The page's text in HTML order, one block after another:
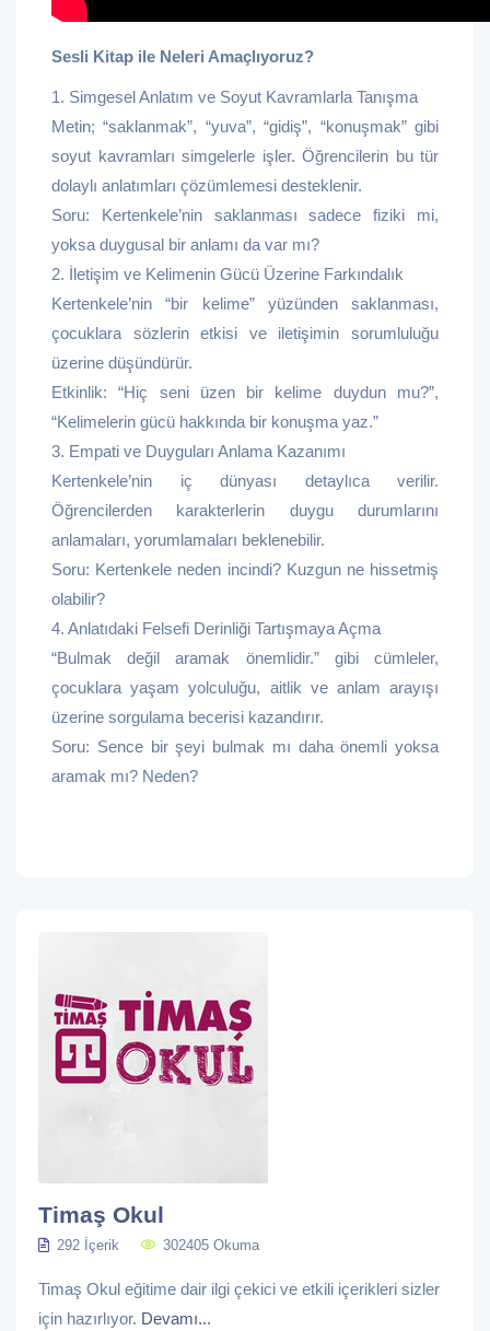
Sesli Kitap ile Neleri Amaçlıyoruz?
1. Simgesel Anlatım ve Soyut Kavramlarla Tanışma
Metin; “saklanmak”, “yuva”, “gidiş”, “konuşmak” gibi
soyut kavramları simgelerle işler. Öğrencilerin bu tür
dolaylı anlatımları çözümlemesi desteklenir.
Soru: Kertenkele’nin saklanması sadece fiziki mi,
yoksa duygusal bir anlamı da var mı?
2. İletişim ve Kelimenin Gücü Üzerine Farkındalık
Kertenkele’nin “bir kelime” yüzünden saklanması,
çocuklara sözlerin etkisi ve iletişimin sorumluluğu
üzerine düşündürür.
Etkinlik: “Hiç seni üzen bir kelime duydun mu?”,
“Kelimelerin gücü hakkında bir konuşma yaz.”
3. Empati ve Duyguları Anlama Kazanımı
Kertenkele’nin iç dünyası detaylıca verilir.
Öğrencilerden karakterlerin duygu durumlarını
anlamaları, yorumlamaları beklenebilir.
Soru: Kertenkele neden incindi? Kuzgun ne hissetmiş
olabilir?
4. Anlatıdaki Felsefi Derinliği Tartışmaya Açma
“Bulmak değil aramak önemlidir.” gibi cümleler,
çocuklara yaşam yolculuğu, aitlik ve anlam arayışı
üzerine sorgulama becerisi kazandırır.
Soru: Sence bir şeyi bulmak mı daha önemli yoksa
aramak mı? Neden?
Timaş Okul
292 İçerik 302405 Okuma
Timaş Okul eğitime dair ilgi çekici ve etkili içerikleri sizler
için hazırlıyor. Devamı...